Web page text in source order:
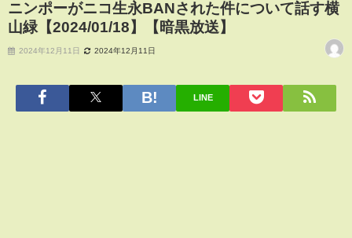
ニンポーがニコ生永BANされた件について話す横
山緑【2024/01/18】【暗黒放送】
2024年12月11日 2024年12月11日
LINE